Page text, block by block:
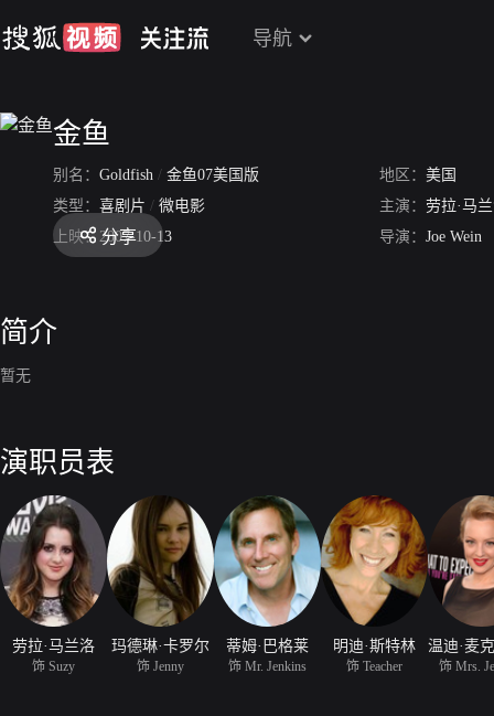
导航
金鱼
别名： Goldfish / 金鱼07美国版 地区： 美国
类型： 喜剧片 / 微电影 主演： 劳拉·马
上映： 2007-10-13 导演： Joe Wein
分享
简介
暂无
演职员表
劳拉·马兰洛
饰 Suzy
玛德琳·卡罗尔
饰 Jenny
蒂姆·巴格莱
饰 Mr. Jenkins
明迪·斯特林
饰 Teacher 饰 Mrs.